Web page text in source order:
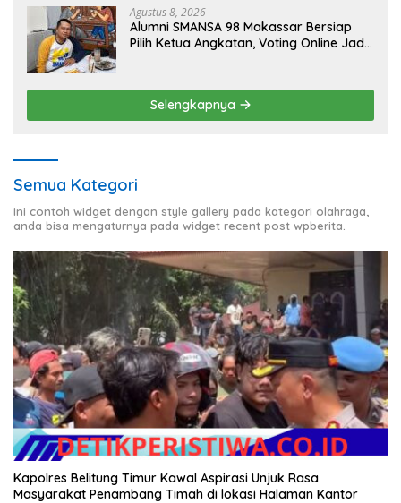
Agustus 8, 2026
Alumni SMANSA 98 Makassar Bersiap
Pilih Ketua Angkatan, Voting Online Jadi
Selengkapnya
Semua Kategori
Ini contoh widget dengan style gallery pada kategori olahraga,
anda bisa mengaturnya pada widget recent post wpberita.
Kapolres Belitung Timur Kawal Aspirasi Unjuk Rasa
Masyarakat Penambang Timah di lokasi Halaman Kantor